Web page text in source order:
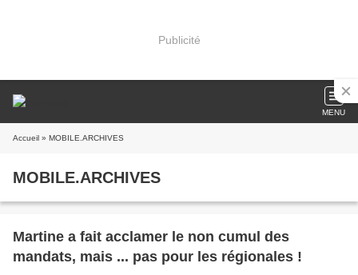
Publicité
MENU
Accueil » MOBILE.ARCHIVES
MOBILE.ARCHIVES
Martine a fait acclamer le non cumul des
mandats, mais ... pas pour les régionales !